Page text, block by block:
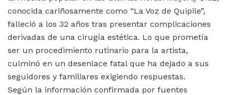
conocida cariñosamente como “La Voz de Quipile”,
falleció a los 32 años tras presentar complicaciones
derivadas de una cirugía estética. Lo que prometía
ser un procedimiento rutinario para la artista,
culminó en un desenlace fatal que ha dejado a sus
seguidores y familiares exigiendo respuestas.
Según la información confirmada por fuentes